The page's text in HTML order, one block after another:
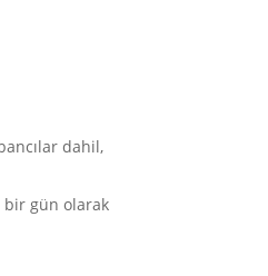
dahil,
bir gün olarak